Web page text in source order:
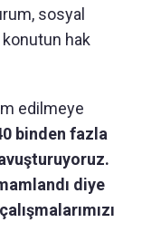
sosyal
hak
edilmeye
binden fazla
diye